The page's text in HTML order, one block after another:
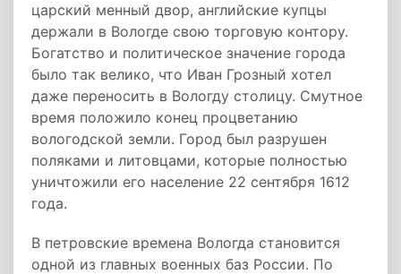
царский менный двор, английские купцы
держали в Вологде свою торговую контору.
Богатство и политическое значение города
было так велико, что Иван Грозный хотел
даже переносить в Вологду столицу. Смутное
время положило конец процветанию
вологодской земли. Город был разрушен
поляками и литовцами, которые полностью
уничтожили его население 22 сентября 1612
года.
В петровские времена Вологда становится
одной из главных военных баз России. По